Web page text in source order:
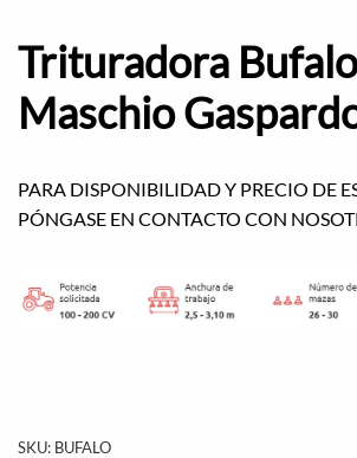
Trituradora Bufalo
Maschio
PARA DISPONIBILIDAD Y PRECIO DE
PÓNGASE EN CONTACTO CON
SKU: BUFALO